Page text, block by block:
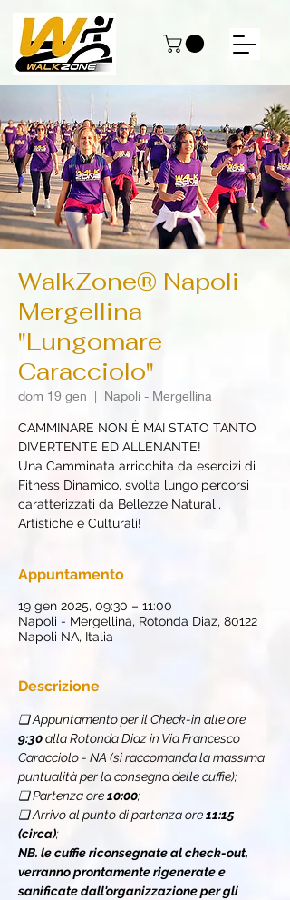
WalkZone® Napoli
Mergellina
"Lungomare
Caracciolo"
dom 19 gen
  |
Napoli - Mergellina
CAMMINARE NON È MAI STATO TANTO
DIVERTENTE ED ALLENANTE!
Una Camminata arricchita da esercizi di
Fitness Dinamico, svolta lungo percorsi
caratterizzati da Bellezze Naturali,
Artistiche e Culturali!
Appuntamento
19 gen 2025, 09:30 – 11:00
Napoli - Mergellina, Rotonda Diaz, 80122
Napoli NA, Italia
Descrizione
❏ Appuntamento per il Check-in alle ore
9:30 alla Rotonda Diaz in Via Francesco
Caracciolo - NA (si raccomanda la massima
puntualità per la consegna delle cuffie);
❏ Partenza ore 10:00;
❏ Arrivo al punto di partenza ore 11:15
(circa);
NB. le cuffie riconsegnate al check-out,
verranno prontamente rigenerate e
sanificate dall'organizzazione per gli